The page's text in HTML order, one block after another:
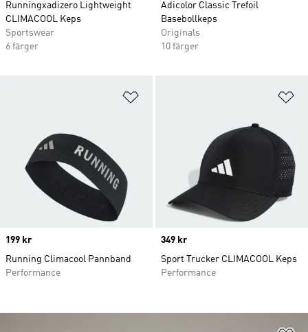
Runningxadizero Lightweight
CLIMACOOL Keps
Sportswear
6 färger
Adicolor Classic Trefoil
Basebollkeps
Originals
10 färger
Price
199 kr
Running Climacool Pannband
Performance
Price
349 kr
Sport Trucker CLIMACOOL Keps
Performance